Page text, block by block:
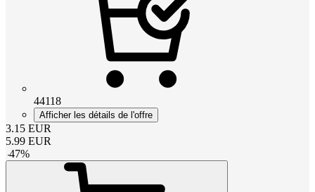
44118
Afficher les détails de l'offre
3.15 EUR
5.99 EUR
-47%